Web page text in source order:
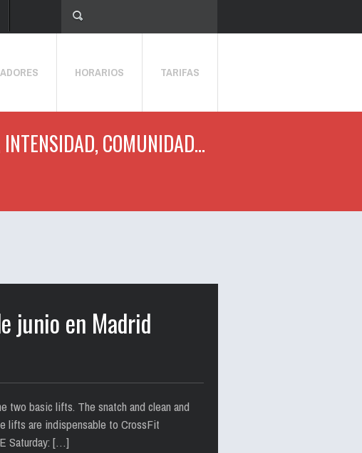
HORARIOS TARIFAS
COMUNIDAD...
junio en Madrid
basic lifts. The snatch and clean and
lifts are indispensable to CrossFit
Saturday: […]